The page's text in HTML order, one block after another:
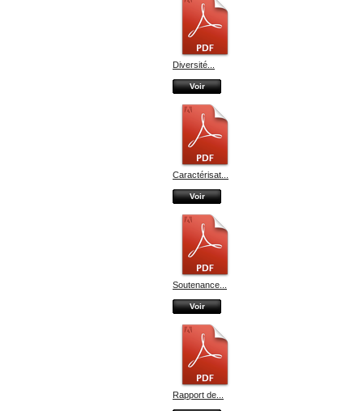
Diversité...
Voir
Caractérisat...
Voir
Soutenance...
Voir
Rapport de...